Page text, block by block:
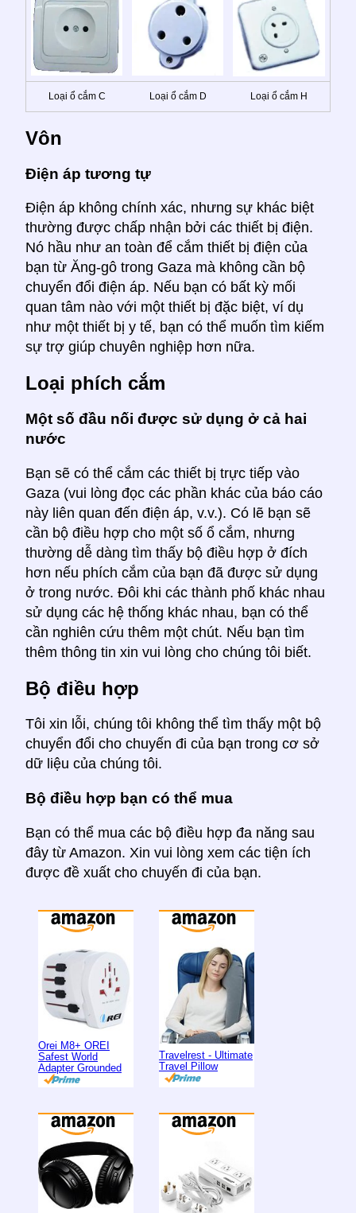
Loại ổ cắm C Loại ổ cắm D Loại ổ cắm H
Vôn
Điện áp tương tự
Điện áp không chính xác, nhưng sự khác biệt
thường được chấp nhận bởi các thiết bị điện.
Nó hầu như an toàn để cắm thiết bị điện của
bạn từ Ăng-gô trong Gaza mà không cần bộ
chuyển đổi điện áp. Nếu bạn có bất kỳ mối
quan tâm nào với một thiết bị đặc biệt, ví dụ
như một thiết bị y tế, bạn có thể muốn tìm kiếm
sự trợ giúp chuyên nghiệp hơn nữa.
Loại phích cắm
Một số đầu nối được sử dụng ở cả hai
nước
Bạn sẽ có thể cắm các thiết bị trực tiếp vào
Gaza (vui lòng đọc các phần khác của báo cáo
này liên quan đến điện áp, v.v.). Có lẽ bạn sẽ
cần bộ điều hợp cho một số ổ cắm, nhưng
thường dễ dàng tìm thấy bộ điều hợp ở đích
hơn nếu phích cắm của bạn đã được sử dụng
ở trong nước. Đôi khi các thành phố khác nhau
sử dụng các hệ thống khác nhau, bạn có thể
cần nghiên cứu thêm một chút. Nếu bạn tìm
thêm thông tin xin vui lòng cho chúng tôi biết.
Bộ điều hợp
Tôi xin lỗi, chúng tôi không thể tìm thấy một bộ
chuyển đổi cho chuyến đi của bạn trong cơ sở
dữ liệu của chúng tôi.
Bộ điều hợp bạn có thể mua
Bạn có thể mua các bộ điều hợp đa năng sau
đây từ Amazon. Xin vui lòng xem các tiện ích
được đề xuất cho chuyến đi của bạn.
Orei M8+ OREI
Safest World
Adapter Grounded
Travelrest - Ultimate
Travel Pillow